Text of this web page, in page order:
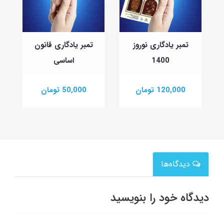
تمبر یادگاری نوروز
1400
120,000 تومان
تمبر یادگاری قانون
اساسی
50,000 تومان
دیدگاه‌ها
دیدگاه خود را بنویسید